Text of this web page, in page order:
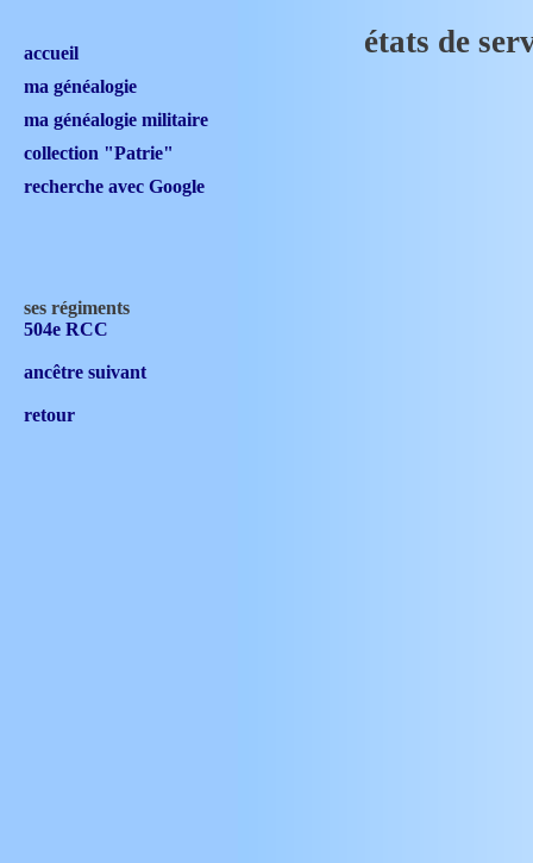
états de
accueil
ma généalogie
ma généalogie militaire
collection "Patrie"
recherche avec Google
ses régiments
504e RCC
ancêtre suivant
retour